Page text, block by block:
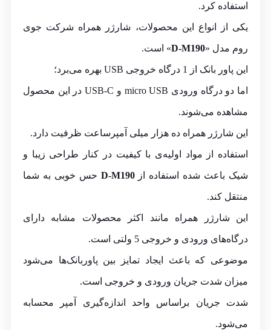
استفاده کرد.
یکی از انواع این محصولات، شارژر همراه شرکت جوی
روم مدل «D-M190» است.
این پاور بانک از 1 درگاه خروجی USB بهره می‌برد؛
اما دو درگاه ورودی micro USB و USB-C در این محصول
مشاهده می‌شوند.
این شارژر همراه ده هزار میلی آمپرساعت ظرفیت دارد.
استفاده از مواد اولیه‌ی با کیفیت در کنار طراحی زیبا و
شیک باعث شده استفاده ازD-M190 حس خوبی به شما
منتقل کند.
این شارژر همراه مانند اکثر محصولات مشابه دارای
درگاه‌های ورودی و خروجی 5 ولتی است.
موضوعی که باعث ایجاد تمایز بین پاوربانک‌ها می‌شود
میزان شدت جریان ورودی و خروجی است.
شدت جریان براساس واحد اندازه‌گیری آمپر محسابه
می‌شود.